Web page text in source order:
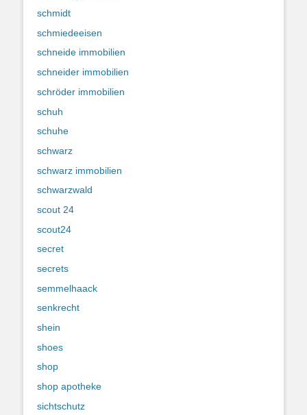
schmidt
schmiedeeisen
schneide immobilien
schneider immobilien
schröder immobilien
schuh
schuhe
schwarz
schwarz immobilien
schwarzwald
scout 24
scout24
secret
secrets
semmelhaack
senkrecht
shein
shoes
shop
shop apotheke
sichtschutz